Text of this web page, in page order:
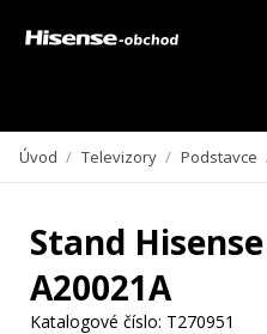
Vzhledem k aktuální situaci se
zpozdit.
Úvod / Televizory / Podstavce
Stand
A20021A
Katalogové číslo: T270951